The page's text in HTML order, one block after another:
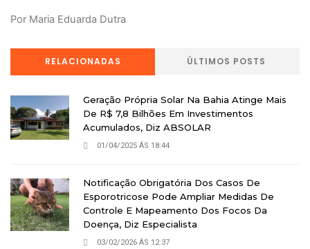
Por Maria Eduarda Dutra
RELACIONADAS ÚLTIMOS POSTS
Geração Própria Solar Na Bahia Atinge Mais
De R$ 7,8 Bilhões Em Investimentos
Acumulados, Diz ABSOLAR
01/04/2025 ÁS 18:44
Notificação Obrigatória Dos Casos De
Esporotricose Pode Ampliar Medidas De
Controle E Mapeamento Dos Focos Da
Doença, Diz Especialista
03/02/2026 ÁS 12:37